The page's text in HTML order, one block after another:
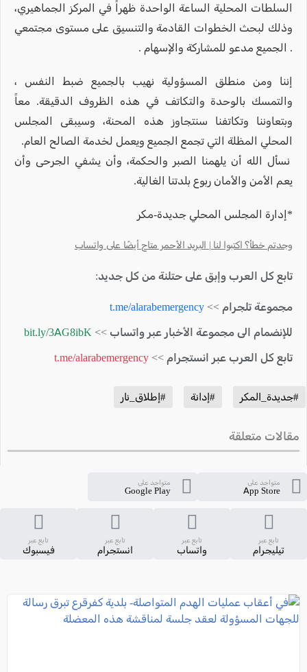
السلطات المحلية الساعة الواحدة ظهراً في المركز الجماهيري،
وذلك لبحث الخطوات القادمة والتنسيق على مستوى مجتمعي
. الجميع مدعو للمشاركة والإسهام .
إننا ومن منطلق المسؤولية نهيب بالجميع ضبط النفس ،
والتمسك بالوحدة والتكاتف في هذه الظروف الدقيقة. معاً
وبتعاوننا وتكاتفنا سنتجاوز هذه المحنة، وسيبقى المجلس
المحلي المظلة التي تجمع الجميع ويعمل لخدمة الصالح العام.
نسأل الله أن يلهمنا الصبر والحكمة، وأن يشفي الجرحى وأن
يعم الأمن والأمان ربوع بلدتنا الغالية.
*إدارة المجلس المحلي جديدة-مكر
وجدتم خطأ؟ اكتبوا لنا | البريد الأحمر متاح أيضًا على واتساب
تابع كل العرب وإبق على حتلنة من كل جديد:
مجموعة تلجرام >> t.me/alarabemergency
للإنضمام الى مجموعة الأخبار عبر واتساب >> bit.ly/3AG8ibK
تابع كل العرب عبر انستجرام >> t.me/alarabemergency
#جديدة_المكر #إدانة #إطلاق_نار
مقالات متعلقة
متواجد على
App Store
متواجد على
Google Play
تابع عبر
تيليجرام
تابع عبر
واتساب
تابع عبر
انستجرام
تابع عبر
فيسبوك